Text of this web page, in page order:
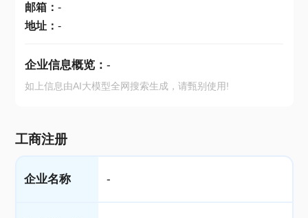
邮箱： -
地址： -
企业信息概览： -
如上信息由AI大模型全网搜索生成，请甄别使用!
工商注册
企业名称 -